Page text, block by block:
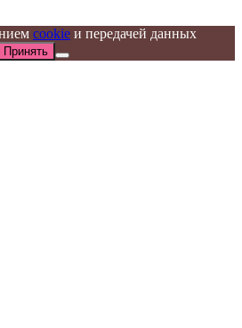
cookie и передачей данных
Принять